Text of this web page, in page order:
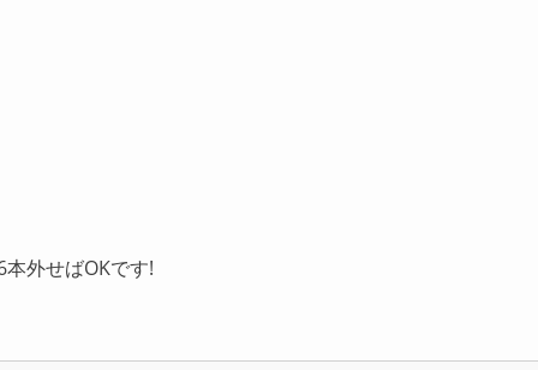
外せばOKです!